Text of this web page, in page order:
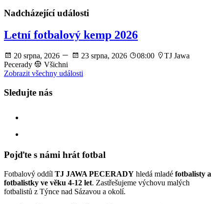
Nadcházející události
Letní fotbalový kemp 2026
20 srpna, 2026 23 srpna, 2026 08:00
TJ Jawa
Pecerady
Všichni
Zobrazit všechny události
Sledujte nás
Pojďte s námi hrát fotbal
Fotbalový oddíl TJ JAWA PECERADY hledá mladé fotbalisty a
fotbalistky ve věku 4-12 let. Zastřešujeme výchovu malých
fotbalistů z Týnce nad Sázavou a okolí.